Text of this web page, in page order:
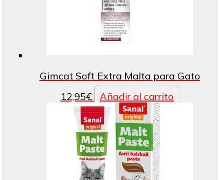
Gimcat Soft Extra Malta para Gato
12,95€ Añadir al carrito